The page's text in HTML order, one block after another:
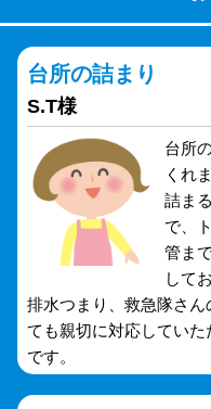
台所の詰まり
S.T様
台所
くれ
詰ま
で、
管ま
して
排水つまり、救急隊さ
ても親切に対応してい
です。